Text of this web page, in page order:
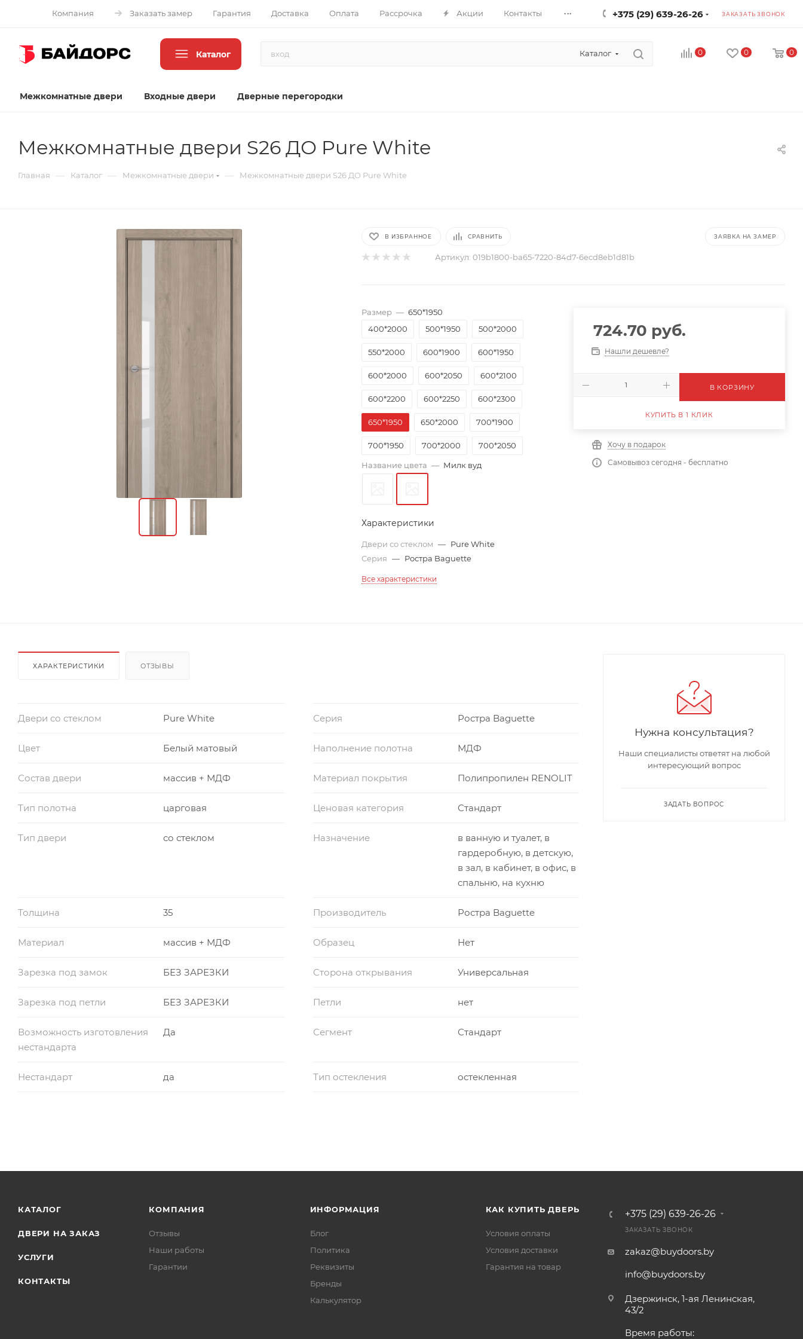
Компания Заказать замер Гарантия Доставка Оплата Рассрочка Акции Контакты ... +375 (29) 639-26-26 ЗАКАЗАТЬ ЗВОНОК
Каталог Каталог 0 0 0
Межкомнатные двери Входные двери Дверные перегородки
Межкомнатные двери S26 ДО Pure White
Главная — Каталог — Межкомнатные двери — Межкомнатные двери S26 ДО Pure White
В ИЗБРАННОЕ СРАВНИТЬ ЗАЯВКА НА ЗАМЕР
Артикул: 019b1800-ba65-7220-84d7-6ecd8eb1d81b
Размер — 650*1950
400*2000
500*1950 500*2000
550*2000 600*1900 600*1950
600*2000 600*2050 600*2100
600*2200 600*2250 600*2300
650*1950 650*2000 700*1900
700*1950 700*2000 700*2050
700*2100 700*2150 700*2200
800*2100 800*2150
800*2300 850*2000
Название цвета — Милк вуд
Характеристики
Двери со стеклом — Pure White
Серия — Ростра Baguette
Все характеристики
724.70 руб.
Нашли дешевле?
В КОРЗИНУ
КУПИТЬ В 1 КЛИК
Хочу в подарок
Самовывоз сегодня - бесплатно
ХАРАКТЕРИСТИКИ ОТЗЫВЫ
Двери со стеклом Pure White Серия Ростра Baguette
Цвет Белый матовый Наполнение полотна МДФ
Состав двери массив + МДФ Материал покрытия Полипропилен RENOLIT
Тип полотна царговая Ценовая категория Стандарт
Тип двери со стеклом Назначение
в ванную и туалет, в
гардеробную, в детскую,
в зал, в кабинет, в офис, в
спальню, на кухню
Толщина 35 Производитель Ростра Baguette
Материал массив + МДФ Образец Нет
Зарезка под замок БЕЗ ЗАРЕЗКИ Сторона открывания Универсальная
Зарезка под петли БЕЗ ЗАРЕЗКИ Петли нет
Возможность изготовления
нестандарта
Да Сегмент Стандарт
Нестандарт да Тип остекления остекленная
Нужна консультация?
Наши специалисты ответят на любой
интересующий вопрос
ЗАДАТЬ ВОПРОС
КАТАЛОГ
ДВЕРИ НА ЗАКАЗ
УСЛУГИ
КОНТАКТЫ
КОМПАНИЯ
Отзывы
Наши работы
Гарантии
ИНФОРМАЦИЯ
Блог
Политика
Реквизиты
Бренды
Калькулятор
КАК КУПИТЬ ДВЕРЬ
Условия оплаты
Условия доставки
Гарантия на товар
+375 (29) 639-26-26
ЗАКАЗАТЬ ЗВОНОК
zakaz@buydoors.by
info@buydoors.by
Дзержинск, 1-ая Ленинская,
43/2
Время работы: